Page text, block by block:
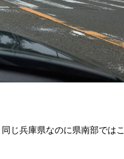
じ兵庫県なのに県南部ではこ